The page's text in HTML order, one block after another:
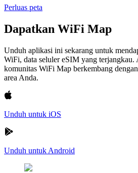
Perluas peta
Dapatkan WiFi Map
Unduh aplikasi ini sekarang untuk
WiFi, data seluler eSIM yang terjangkau.
komunitas WiFi Map berkembang
area Anda.
Unduh untuk iOS
Unduh untuk Android